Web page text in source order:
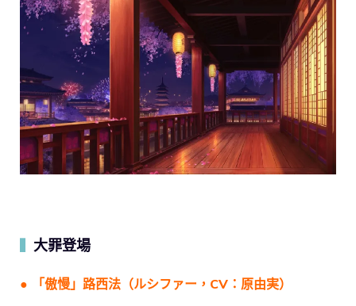
大罪登場
● 「傲慢」路西法（ルシファー，CV：原由実）